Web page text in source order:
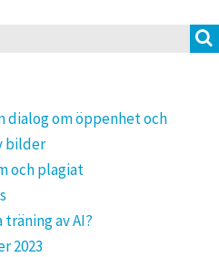
dialog om öppenhet och
bilder
och plagiat
träning av AI?
2023